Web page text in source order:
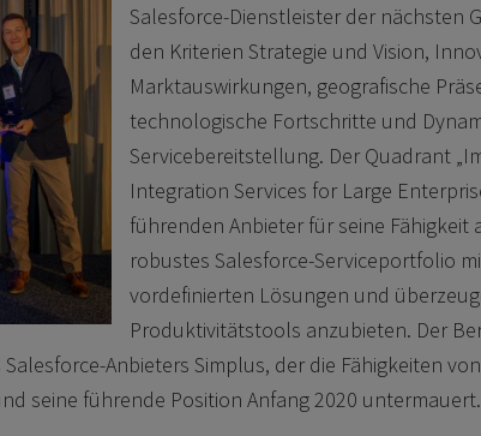
Salesforce-Dienstleister der nächsten
den Kriterien Strategie und Vision,
Marktauswirkungen, geografische
technologische Fortschritte und
Servicebereitstellung. Der Quadrant
Integration Services for Large
führenden Anbieter für seine Fähigkeit
robustes Salesforce-Serviceportfolio
vordefinierten Lösungen und
Produktivitätstools anzubieten. Der
Anbieters Simplus, der die Fähigkeiten
seine führende Position Anfang 2020 untermauert.